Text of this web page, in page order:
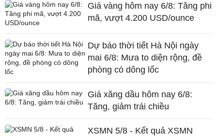
Giá vàng hôm nay 6/8: Tăng phi
mã, vượt 4.200 USD/ounce
Dự báo thời tiết Hà Nội ngày
mai 6/8: Mưa to diện rộng, đề
phòng có dông lốc
Giá xăng dầu hôm nay 6/8:
Tăng, giảm trái chiều
XSMN 5/8 - Kết quả XSMN